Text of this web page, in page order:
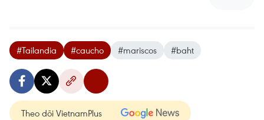
#Tailandia #caucho #mariscos #baht
Theo dõi VietnamPlus